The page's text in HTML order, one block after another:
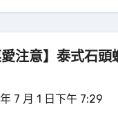
注意】泰式石頭
7 月 1 日下午 7:29